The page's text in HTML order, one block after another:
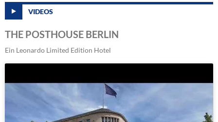
VIDEOS
THE POSTHOUSE BERLIN
Ein Leonardo Limited Edition Hotel